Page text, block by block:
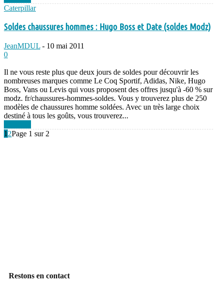
Caterpillar
Soldes chaussures hommes : Hugo Boss et Date (soldes Modz)
JeanMDUL - 10 mai 2011
0
Il ne vous reste plus que deux jours de soldes pour découvrir les
nombreuses marques comme Le Coq Sportif, Adidas, Nike, Hugo
Boss, Vans ou Levis qui vous proposent des offres jusqu'à -60 % sur
modz. fr/chaussures-hommes-soldes. Vous y trouverez plus de 250
modèles de chaussures homme soldées. Avec un très large choix
destiné à tous les goûts, vous trouverez...
1 2Page 1 sur 2
Restons en contact